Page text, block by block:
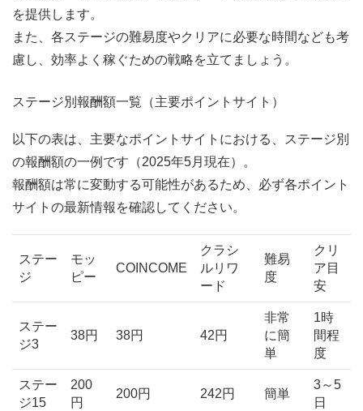
を提供します。
また、各ステージの難易度やクリアに必要な時間なども考
慮し、効率よく稼ぐための戦略を立てましょう。
ステージ別報酬額一覧（主要ポイントサイト）
以下の表は、主要なポイントサイトにおける、ステージ別
の報酬額の一例です（2025年5月現在）。
報酬額は常に変動する可能性があるため、必ず各ポイント
サイトの最新情報を確認してください。
ステー
ジ
モッ
ピー
COINCOME
クラシ
ルリワ
ード
難易
度
クリ
ア目
安
ステー
ジ3
38円 38円 42円
非常
に簡
単
1時
間程
度
ステー
ジ15
200
円
200円 242円 簡単
3～5
日